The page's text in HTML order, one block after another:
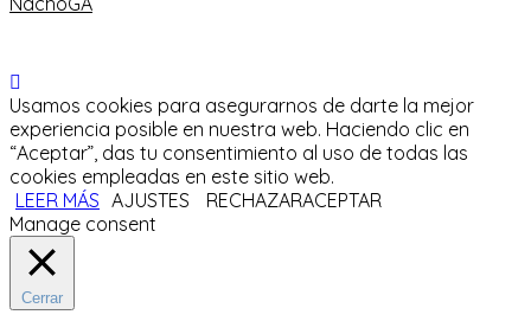
Usamos cookies para asegurarnos de darte la mejor
experiencia posible en nuestra web. Haciendo clic en
“Aceptar”, das tu consentimiento al uso de todas las
cookies empleadas en este sitio web.
LEER MÁS AJUSTES RECHAZARACEPTAR
Manage consent
Cerrar